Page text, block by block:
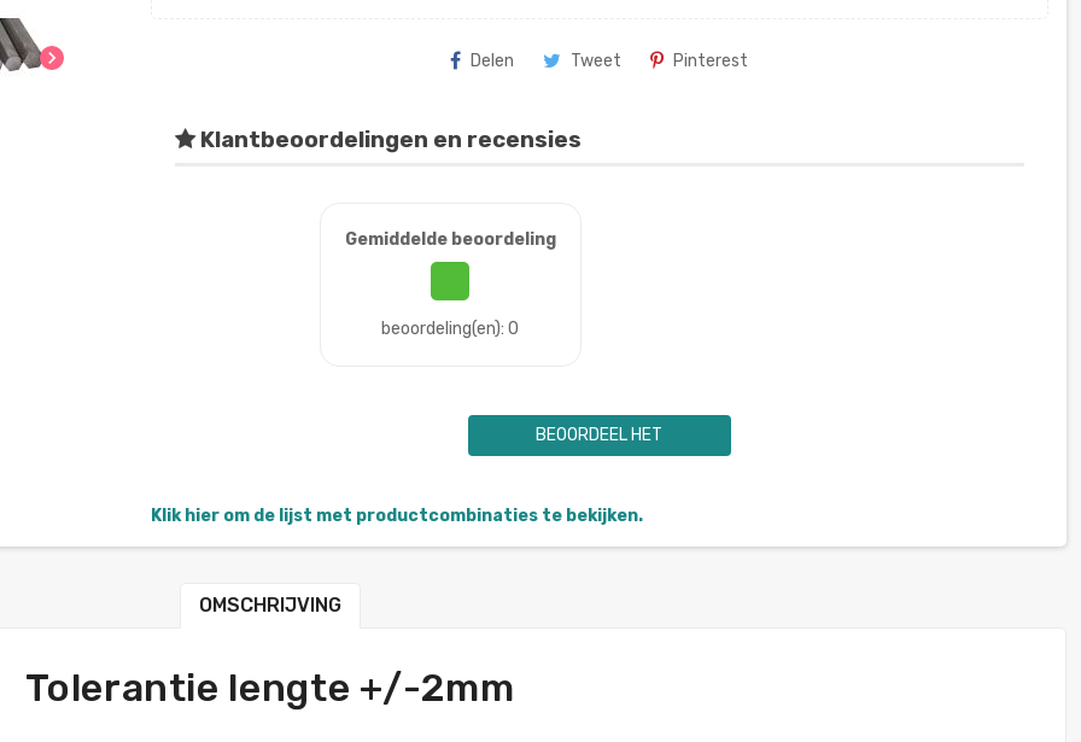
chevron_right Delen Tweet Pinterest
Klantbeoordelingen en recensies
Gemiddelde beoordeling
beoordeling(en): 0
BEOORDEEL HET
Klik hier om de lijst met productcombinaties te bekijken.
OMSCHRIJVING
Tolerantie lengte +/-2mm